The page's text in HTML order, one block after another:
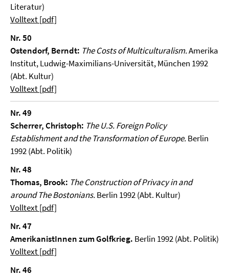
Literatur)
Volltext [pdf]
Nr. 50
Ostendorf, Berndt: The Costs of Multiculturalism.Amerika
Institut, Ludwig-Maximilians-Universität, München 1992
(Abt. Kultur)
Volltext [pdf]
Nr. 49
Scherrer, Christoph: The U.S. Foreign Policy
Establishment and the Transformation of Europe.Berlin
1992 (Abt. Politik)
Nr. 48
Thomas, Brook: The Construction of Privacy in and
around The Bostonians.Berlin 1992 (Abt. Kultur)
Volltext [pdf]
Nr. 47
AmerikanistInnen zum Golfkrieg. Berlin 1992 (Abt. Politik)
Volltext [pdf]
Nr. 46